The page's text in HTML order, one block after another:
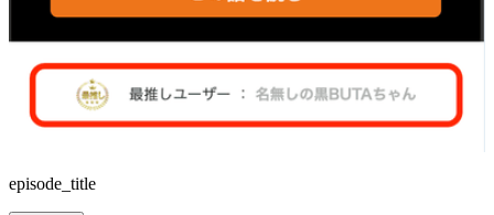
episode_title